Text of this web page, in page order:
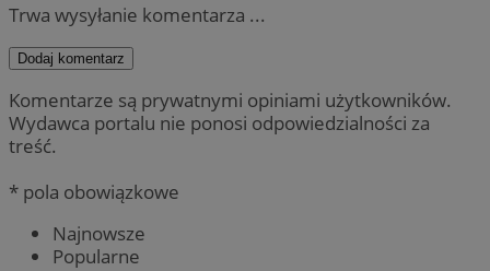
Trwa wysyłanie komentarza ...
Dodaj komentarz
Komentarze są prywatnymi opiniami użytkowników.
Wydawca portalu nie ponosi odpowiedzialności za
treść.
* pola obowiązkowe
Najnowsze
Popularne